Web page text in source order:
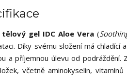
gel IDC Aloe Vera (
Díky svému složení má chladící
a příjemnou úlevu od
včetně aminokyselin,